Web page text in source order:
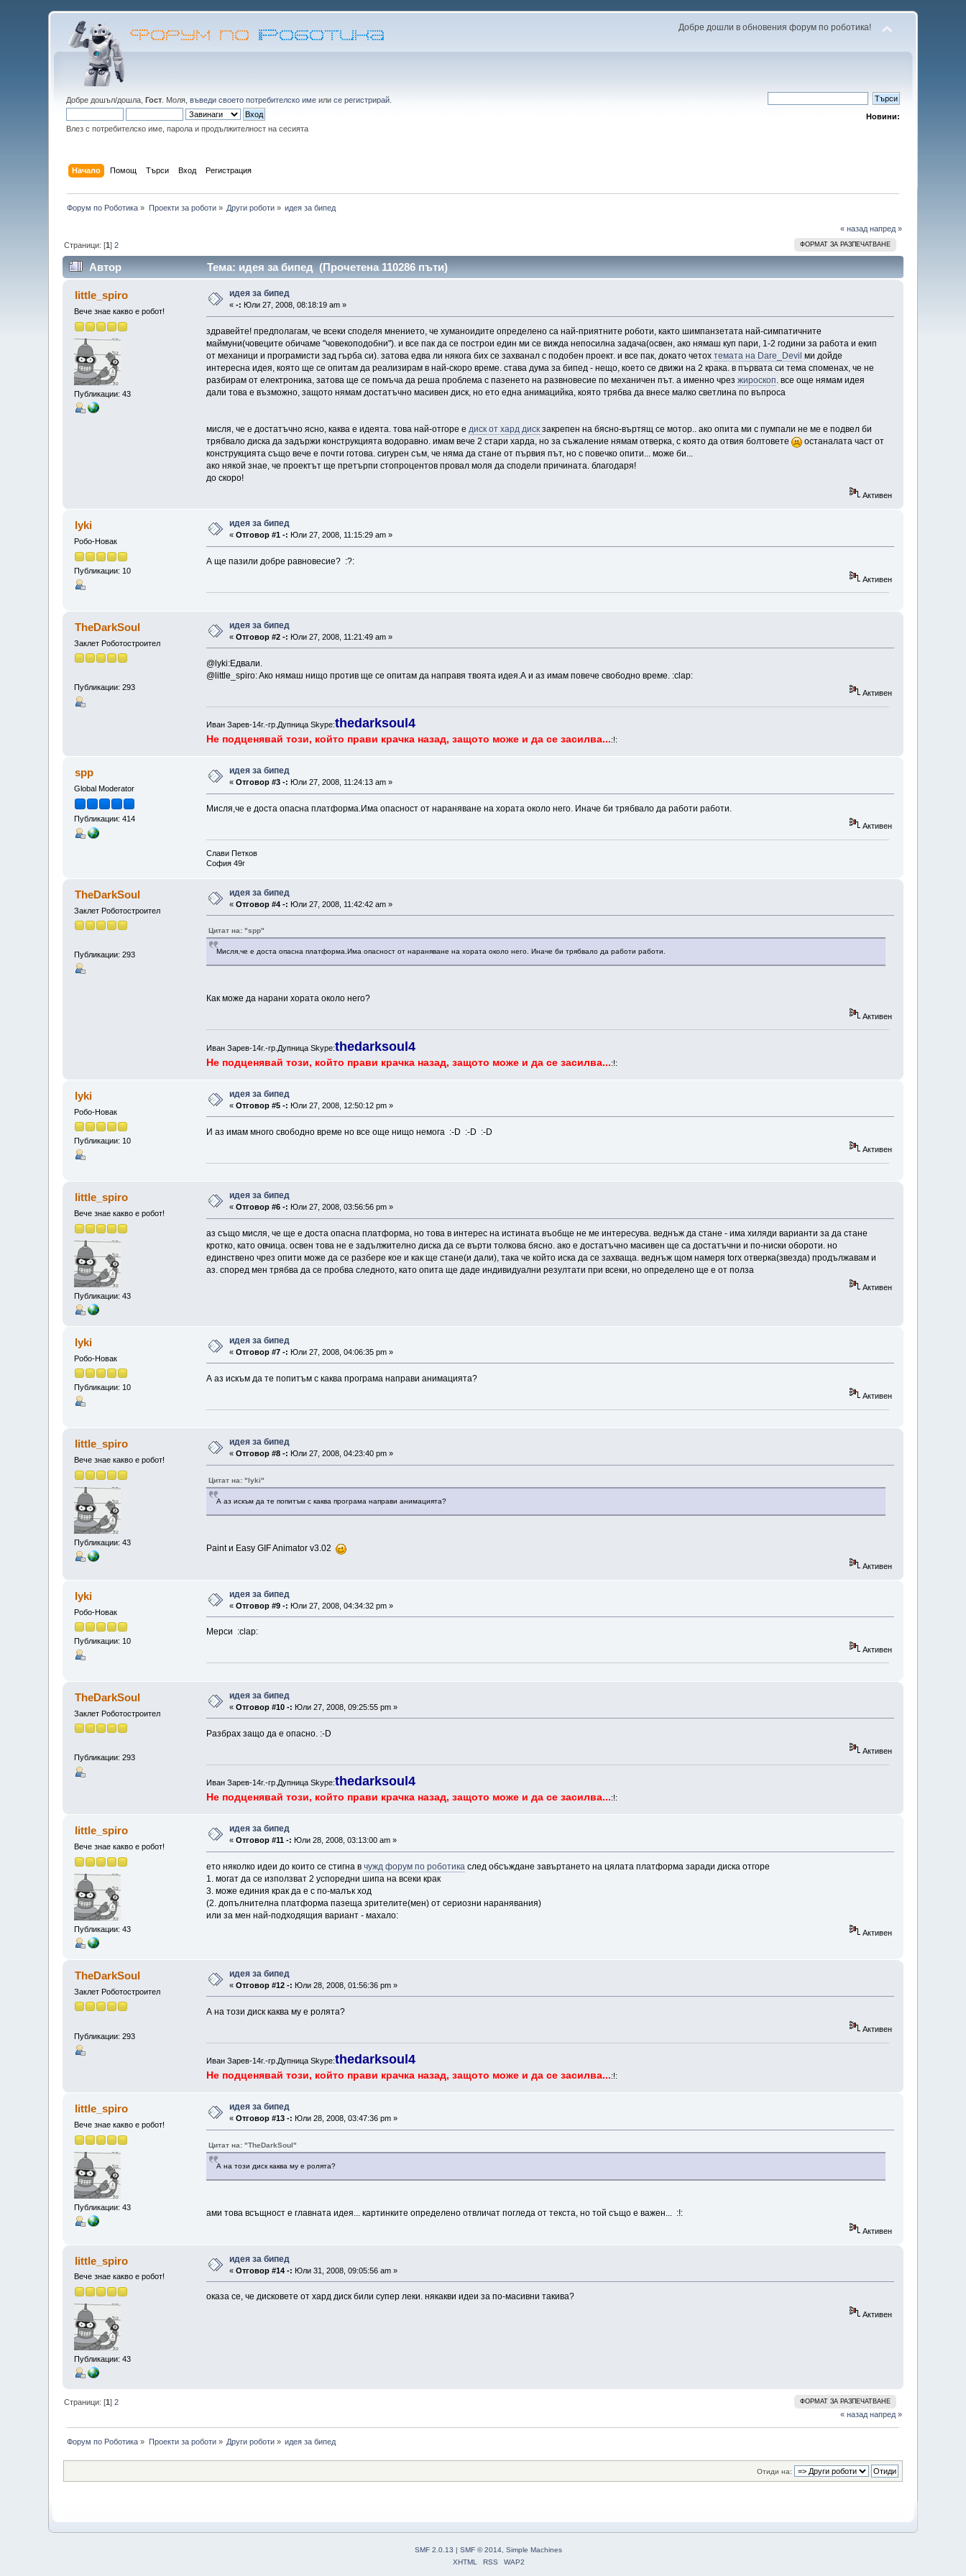
Добре дошли в обновения форум по роботика!
Добре дошъл/дошла,Гост . Моля,въведи своето потребителско име илисе регистрирай
Влез с потребителско име, парола и продължителност на сесията
Новини:
Начало Помощ Търси Вход Регистрация
Форум по Роботика » Проекти за роботи» Други роботи » идея за бипед
« назад напред »
ФОРМАТ ЗА РАЗПЕЧАТВАНЕ
Страници: [1]2
Автор Тема: идея за бипед (Прочетена 110286 пъти)
little_spiro
Вече знае какво е робот!
Публикации: 43
идея за бипед
«-: Юли 27, 2008, 08:18:19 am »
здравейте! предполагам, че всеки споделя мнението, че хуманоидите определено са най-приятните роботи, както шимпанзетата най-симпатичните
маймуни(човеците обичаме "човекоподобни"). и все пак да се построи един ми се вижда непосилна задача(освен, ако нямаш куп пари, 1-2 години за работа и екип
от механици и програмисти зад гърба си). затова едва ли някога бих се захванал с подобен проект. и все пак, докато четох темата на Dare_Devil ми дойде
интересна идея, която ще се опитам да реализирам в най-скоро време. става дума за бипед - нещо, което се движи на 2 крака. в първата си тема споменах, че не
разбирам от електроника, затова ще се помъча да реша проблема с пазенето на развновесие по механичен път. а именно чрез жироскоп. все още нямам идея
дали това е възможно, защото нямам достатъчно масивен диск, но ето една анимацийка, която трябва да внесе малко светлина по въпроса
мисля, че е достатъчно ясно, каква е идеята. това най-отгоре е диск от хард диск закрепен на бясно-въртящ се мотор.. ако опита ми с пумпали не ме е подвел би
трябвало диска да задържи конструкцията водоравно. имам вече 2 стари харда, но за съжаление нямам отверка, с която да отвия болтовете
останалата част от
конструкцията също вече е почти готова. сигурен съм, че няма да стане от първия път, но с повечко опити... може би...
ако някой знае, че проектът ще претърпи стопроцентов провал моля да сподели причината. благодаря!
до скоро!
Активен
lyki
Робо-Новак
Публикации: 10
идея за бипед
«Отговор #1 -: Юли 27, 2008, 11:15:29 am »
А ще пазили добре равновесие? :?:
Активен
TheDarkSoul
Заклет Роботостроител
Публикации: 293
идея за бипед
«Отговор #2 -: Юли 27, 2008, 11:21:49 am »
@lyki:Едвали.
@little_spiro: Aко нямаш нищо против ще се опитам да направя твоята идея.А и аз имам повече свободно време. :clap:
Активен
Иван Зарев-14г.-гр.Дупница Skype:thedarksoul4
Не подценявай този, който прави крачка назад, защото може и да се засилва...:!:
spp
Global Moderator
Публикации: 414
идея за бипед
«Отговор #3 -: Юли 27, 2008, 11:24:13 am »
Мисля,че е доста опасна платформа.Има опасност от нараняване на хората около него. Иначе би трябвало да работи работи.
Активен
Слави Петков
София 49г
TheDarkSoul
Заклет Роботостроител
Публикации: 293
идея за бипед
«Отговор #4 -: Юли 27, 2008, 11:42:42 am »
Цитат на: "spp"
Мисля,че е доста опасна платформа.Има опасност от нараняване на хората около него. Иначе би трябвало да работи работи.
Как може да нарани хората около него?
Активен
Иван Зарев-14г.-гр.Дупница Skype:thedarksoul4
Не подценявай този, който прави крачка назад, защото може и да се засилва...:!:
lyki
Робо-Новак
Публикации: 10
идея за бипед
«Отговор #5 -: Юли 27, 2008, 12:50:12 pm »
И аз имам много свободно време но все още нищо немога :-D :-D :-D
Активен
little_spiro
Вече знае какво е робот!
Публикации: 43
идея за бипед
«Отговор #6 -: Юли 27, 2008, 03:56:56 pm »
аз също мисля, че ще е доста опасна платформа, но това в интерес на истината въобще не ме интересува. веднъж да стане - има хиляди варианти за да стане
кротко, като овчица. освен това не е задължително диска да се върти толкова бясно. ако е достатъчно масивен ще са достатъчни и по-ниски обороти. но
единствено чрез опити може да се разбере кое и как ще стане(и дали), така че който иска да се захваща. веднъж щом намеря torx отверка(звезда) продължавам и
аз. според мен трябва да се пробва следното, като опита ще даде индивидуални резултати при всеки, но определено ще е от полза
Активен
lyki
Робо-Новак
Публикации: 10
идея за бипед
«Отговор #7 -: Юли 27, 2008, 04:06:35 pm »
А аз искъм да те попитъм с каква програма направи анимацията?
Активен
little_spiro
Вече знае какво е робот!
Публикации: 43
идея за бипед
«Отговор #8 -: Юли 27, 2008, 04:23:40 pm »
Цитат на: "lyki"
А аз искъм да те попитъм с каква програма направи анимацията?
Paint и Easy GIF Animator v3.02
Активен
lyki
Робо-Новак
Публикации: 10
идея за бипед
«Отговор #9 -: Юли 27, 2008, 04:34:32 pm »
Мерси :clap:
Активен
TheDarkSoul
Заклет Роботостроител
Публикации: 293
идея за бипед
«Отговор #10 -: Юли 27, 2008, 09:25:55 pm »
Разбрах защо да е опасно. :-D
Активен
Иван Зарев-14г.-гр.Дупница Skype:thedarksoul4
Не подценявай този, който прави крачка назад, защото може и да се засилва...:!:
little_spiro
Вече знае какво е робот!
Публикации: 43
идея за бипед
«Отговор #11 -: Юли 28, 2008, 03:13:00 am »
ето няколко идеи до които се стигна в чужд форум по роботикаслед обсъждане завъртането на цялата платформа заради диска отгоре
1. могат да се използват 2 успоредни шипа на всеки крак
3. може единия крак да е с по-малък ход
(2. допълнителна платформа пазеща зрителите(мен) от сериозни наранявания)
или за мен най-подходящия вариант - махало:
Активен
TheDarkSoul
Заклет Роботостроител
Публикации: 293
идея за бипед
«Отговор #12 -: Юли 28, 2008, 01:56:36 pm »
А на този диск каква му е ролята?
Активен
Иван Зарев-14г.-гр.Дупница Skype:thedarksoul4
Не подценявай този, който прави крачка назад, защото може и да се засилва...:!:
little_spiro
Вече знае какво е робот!
Публикации: 43
идея за бипед
«Отговор #13 -: Юли 28, 2008, 03:47:36 pm »
Цитат на: "TheDarkSoul"
А на този диск каква му е ролята?
ами това всъщност е главната идея... картинките определено отвличат погледа от текста, но той също е важен... :!:
Активен
little_spiro
Вече знае какво е робот!
Публикации: 43
идея за бипед
«Отговор #14 -: Юли 31, 2008, 09:05:56 am »
oказа се, че дисковете от хард диск били супер леки. някакви идеи за по-масивни такива?
Активен
ФОРМАТ ЗА РАЗПЕЧАТВАНЕ
Страници: [1]2
« назад напред »
Форум по Роботика » Проекти за роботи» Други роботи » идея за бипед
Отиди на:
SMF 2.0.13 | SMF © 2014, Simple Machines
XHTML
RSS WAP2